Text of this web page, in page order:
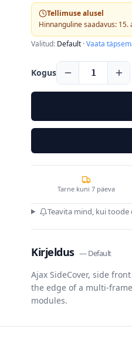
Tellimuse alusel
Hinnanguline saadavus: 15.
Valitud: Default ·Vaata
Kogus 1
Tarne kuni 7 päeva
Teavita mind, kui toode
Kirjeldus —Default
Ajax SideCover, side
the edge of a multi-
modules.